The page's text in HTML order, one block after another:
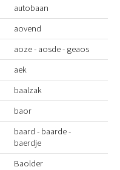
autobaan
aovend
aoze - aosde - geaos
aek
baalzak
baor
baard - baarde -
baerdje
Baolder